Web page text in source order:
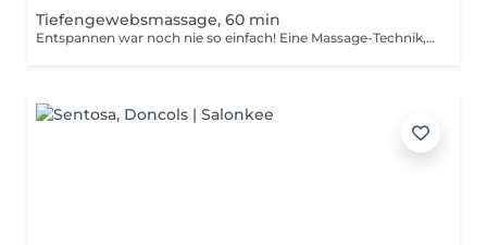
Tiefengewebsmassage, 60 min
Entspannen war noch nie so einfach! Eine Massage-Technik, die hauptsächlich zur Behandlung von muskuloskelettalen Problemen wie Verstauchungen und Sportverletzungen verwendet wird. Sie besteht darin, anhaltenden Druck mit langsamen, tiefen Streichbewegungen auf die inneren Schichten Ihrer Muskeln und Bindegewebe auszuüben. Dadurch wird Narbengewebe, das nach einer Verletzung entsteht, aufgebrochen und die Spannung in Muskeln und Gewebe reduziert. Vorteile einer Tiefengewebsmassage: - verbessert das Immunsystem des Körpers - hilft bei der Behandlung von Muskelschmerzen - verbessert Steifheit Wie wird eine Tiefengewebsmassage durchgeführt? - Kopf und Nacken werden massiert - Schultern und Rücken werden massiert - Hände und Arme werden massiert - Füße und Beine werden massiert - Bauch wird massiert Altersbeschränkungen: Es gibt keine Altersbeschränkungen für dieses Verfahren. Empfehlungen nach dem Verfahren: Treiben Sie 2-3 Stunden nach dem Eingriff keinen Sport und machen Sie keine scharfen Bewegungen. Häufigkeit: 1-2 Mal pro Woche, insgesamt 10 Mal. Wiederholen Sie dies alle 3-6 Monate.